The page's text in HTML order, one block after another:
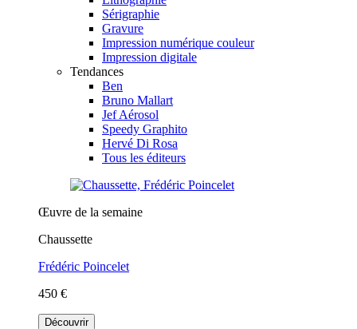
Sérigraphie
Gravure
Impression numérique couleur
Impression digitale
Tendances
Ben
Bruno Mallart
Jef Aérosol
Speedy Graphito
Hervé Di Rosa
Tous les éditeurs
Œuvre de la semaine
Chaussette
Frédéric Poincelet
450 €
Découvrir